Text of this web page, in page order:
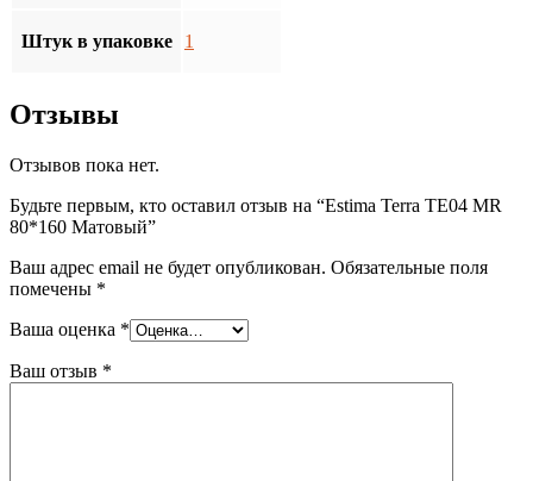
Штук в упаковке 1
Отзывы
Отзывов пока нет.
Будьте первым, кто оставил отзыв на “Estima Terra TE04 MR
80*160 Матовый”
Ваш адрес email не будет опубликован. Обязательные поля
помечены *
Ваша оценка *
Ваш отзыв *